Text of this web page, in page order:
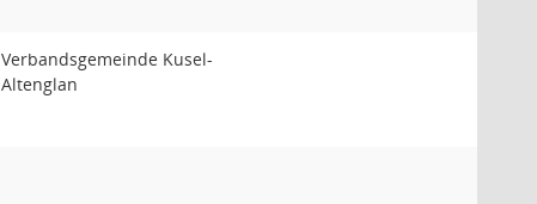
Verbandsgemeinde Kusel-
Altenglan